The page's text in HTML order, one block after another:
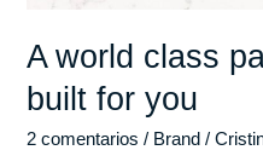
A world class
built for you
2 comentarios / Brand /